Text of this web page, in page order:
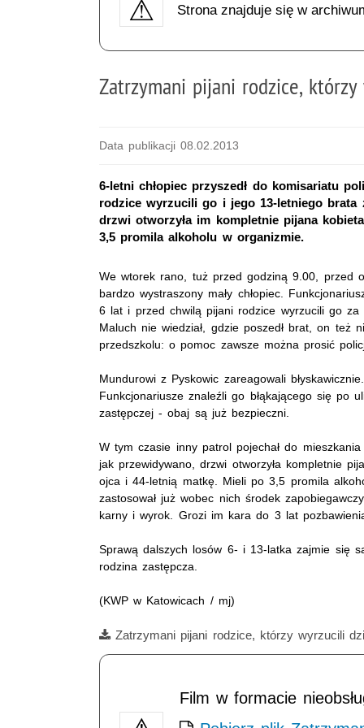
Strona znajduje się w
Zatrzymani pijani rodzice,
Data publikacji 08.02.2013
6-letni chłopiec przyszedł do komisariatu
rodzice wyrzucili go i jego 13-letniego
drzwi otworzyła im kompletnie pijana
3,5 promila alkoholu w organizmie.
We wtorek rano, tuż przed godziną 9.00, przed
bardzo wystraszony mały chłopiec.
6 lat i przed chwilą pijani rodzice wyrzucili go za
Maluch nie wiedział, gdzie poszedł brat, on też
przedszkolu: o pomoc zawsze można prosić
Mundurowi z Pyskowic zareagowali
Funkcjonariusze znaleźli go błąkającego się po
zastępczej - obaj są już bezpieczni.
W tym czasie inny patrol pojechał do
jak przewidywano, drzwi otworzyła kompletnie
ojca i 44-letnią matkę. Mieli po 3,5 promila
zastosował już wobec nich środek
karny i wyrok. Grozi im kara do 3 lat
Sprawą dalszych losów 6- i 13-latka zajmie się
rodzina zastępcza.
(KWP w Katowicach / mj)
Film
Zatrzymani pijani rodzice, którzy wyrzucili
Opis filmu: pijani rodzice
Film w formacie